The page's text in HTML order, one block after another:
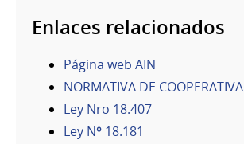
Enlaces relacionados
Página web AIN
NORMATIVA DE COOPERATIVA
Ley Nro 18.407
Ley Nº 18.181